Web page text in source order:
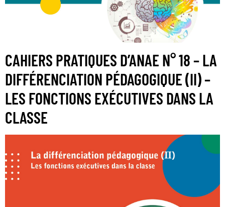
CAHIERS PRATIQUES D’ANAE N° 18 – LA
DIFFÉRENCIATION PÉDAGOGIQUE (II) –
LES FONCTIONS EXÉCUTIVES DANS LA
CLASSE